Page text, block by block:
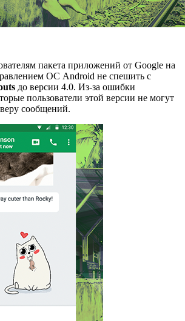
пакета приложений от Google на
ОС Android не спешить с
до версии 4.0. Из-за ошибки
пользователи этой версии не могут
сообщений.